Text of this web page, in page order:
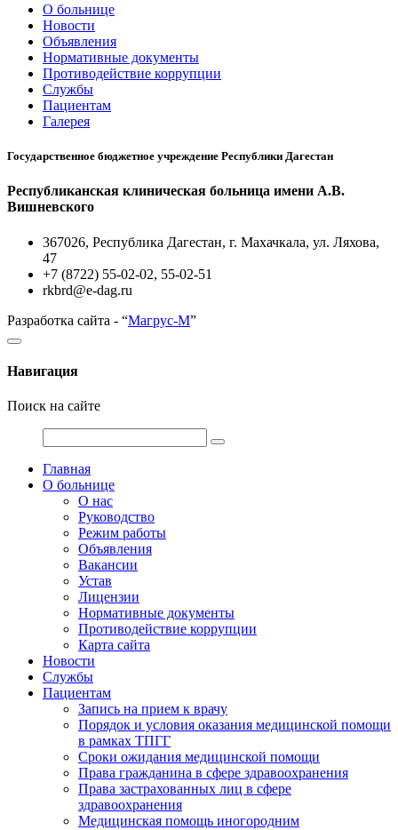
О больнице
Новости
Объявления
Нормативные документы
Противодействие коррупции
Службы
Пациентам
Галерея
Государственное бюджетное учреждение Республики Дагестан
Республиканская клиническая больница имени А.В.
Вишневского
367026, Республика Дагестан, г. Махачкала, ул. Ляхова,
47
+7 (8722) 55-02-02, 55-02-51
rkbrd@e-dag.ru
Разработка сайта - “Магрус-М”
Навигация
Поиск на сайте
Главная
О больнице
О нас
Руководство
Режим работы
Объявления
Вакансии
Устав
Лицензии
Нормативные документы
Противодействие коррупции
Карта сайта
Новости
Службы
Пациентам
Запись на прием к врачу
Порядок и условия оказания медицинской помощи
в рамках ТПГГ
Сроки ожидания медицинской помощи
Права гражданина в сфере здравоохранения
Права застрахованных лиц в сфере
здравоохранения
Медицинская помощь иногородним